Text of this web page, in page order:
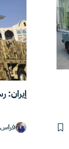
إيران: